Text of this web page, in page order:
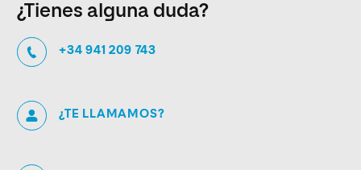
¿Tienes alguna duda?
+34 941 209 743
¿TE LLAMAMOS?